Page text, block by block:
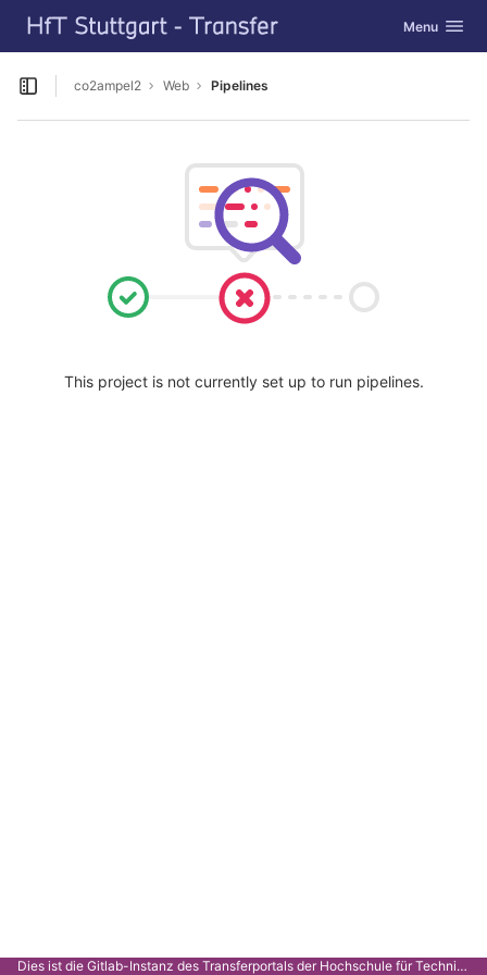
Skip to content
GitLab Toggle
Menu
Open sidebar
co2ampel2 Web Pipelines
This project is not currently set up to run pipelines.
Dies ist die Gitlab-Instanz des Transferportals der Hochschule für Technik Stuttgart.